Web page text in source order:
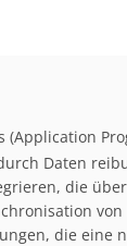
(Application
Daten
die
die eine